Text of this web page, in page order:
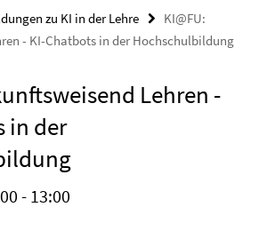
zu KI in der Lehre
KI@FU:
- KI-Chatbots in der Hochschulbildung
Lehren -
in der
- 13:00